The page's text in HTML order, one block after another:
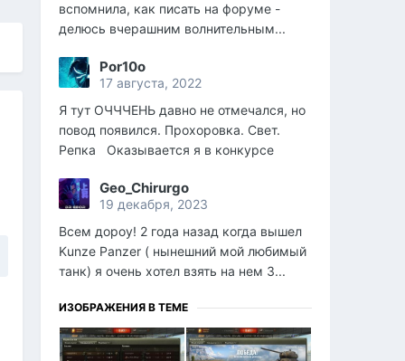
вспомнила, как писать на форуме -
делюсь вчерашним волнительным...
Por10o
17 августа, 2022
Я тут ОЧЧЧЕНЬ давно не отмечался, но
повод появился. Прохоровка. Свет.
Репка Оказывается я в конкурсе
Geo_Chirurgo
19 декабря, 2023
Всем дороу! 2 года назад когда вышел
Kunze Panzer ( нынешний мой любимый
танк) я очень хотел взять на нем 3...
ИЗОБРАЖЕНИЯ В ТЕМЕ